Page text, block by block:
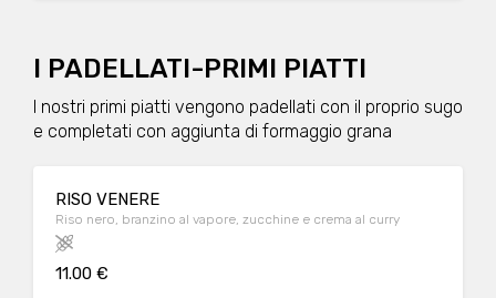
I PADELLATI-PRIMI PIATTI
I nostri primi piatti vengono padellati con il proprio sugo
e completati con aggiunta di formaggio grana
RISO VENERE
Riso nero, branzino al vapore, zucchine e crema al curry
11.00 €